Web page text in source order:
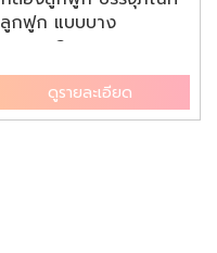
ลูกฟูก แบบบาง
พระราม2 บ...
ดูรายละเอียด